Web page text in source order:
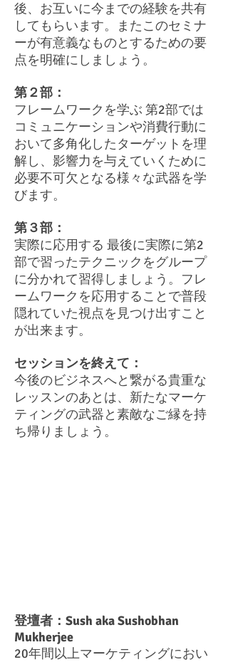
後、お互いに今までの経験を共有
してもらいます。またこのセミナ
ーが有意義なものとするための要
点を明確にしましょう。
第２部：
フレームワークを学ぶ 第2部では
コミュニケーションや消費行動に
おいて多角化したターゲットを理
解し、影響力を与えていくために
必要不可欠となる様々な武器を学
びます。
第３部：
実際に応用する 最後に実際に第2
部で習ったテクニックをグループ
に分かれて習得しましょう。フレ
ームワークを応用することで普段
隠れていた視点を見つけ出すこと
が出来ます。
セッションを終えて：
今後のビジネスへと繋がる貴重な
レッスンのあとは、新たなマーケ
ティングの武器と素敵なご縁を持
ち帰りましょう。
登壇者：Sush aka Sushobhan
Mukherjee
20年間以上マーケティングにおい